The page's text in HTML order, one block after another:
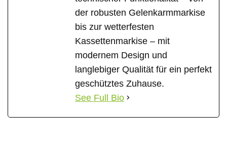
der robusten Gelenkarmmarkise
bis zur wetterfesten
Kassettenmarkise – mit
modernem Design und
langlebiger Qualität für ein perfekt
geschütztes Zuhause.
See Full Bio